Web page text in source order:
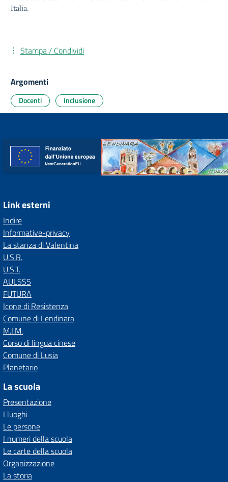
Italia.
Stampa / Condividi
Argomenti
Docenti Inclusione
Link esterni
Indire
Informative-privacy
La stanza di Valentina
U.S.R.
U.S.T.
AULSS5
FUTURA
Icone di Resistenza
Comune di Lendinara
M.I.M.
Corso di lingua cinese
Comune di Lusia
Planetario
La scuola
Presentazione
I luoghi
Le persone
I numeri della scuola
Le carte della scuola
Organizzazione
La storia